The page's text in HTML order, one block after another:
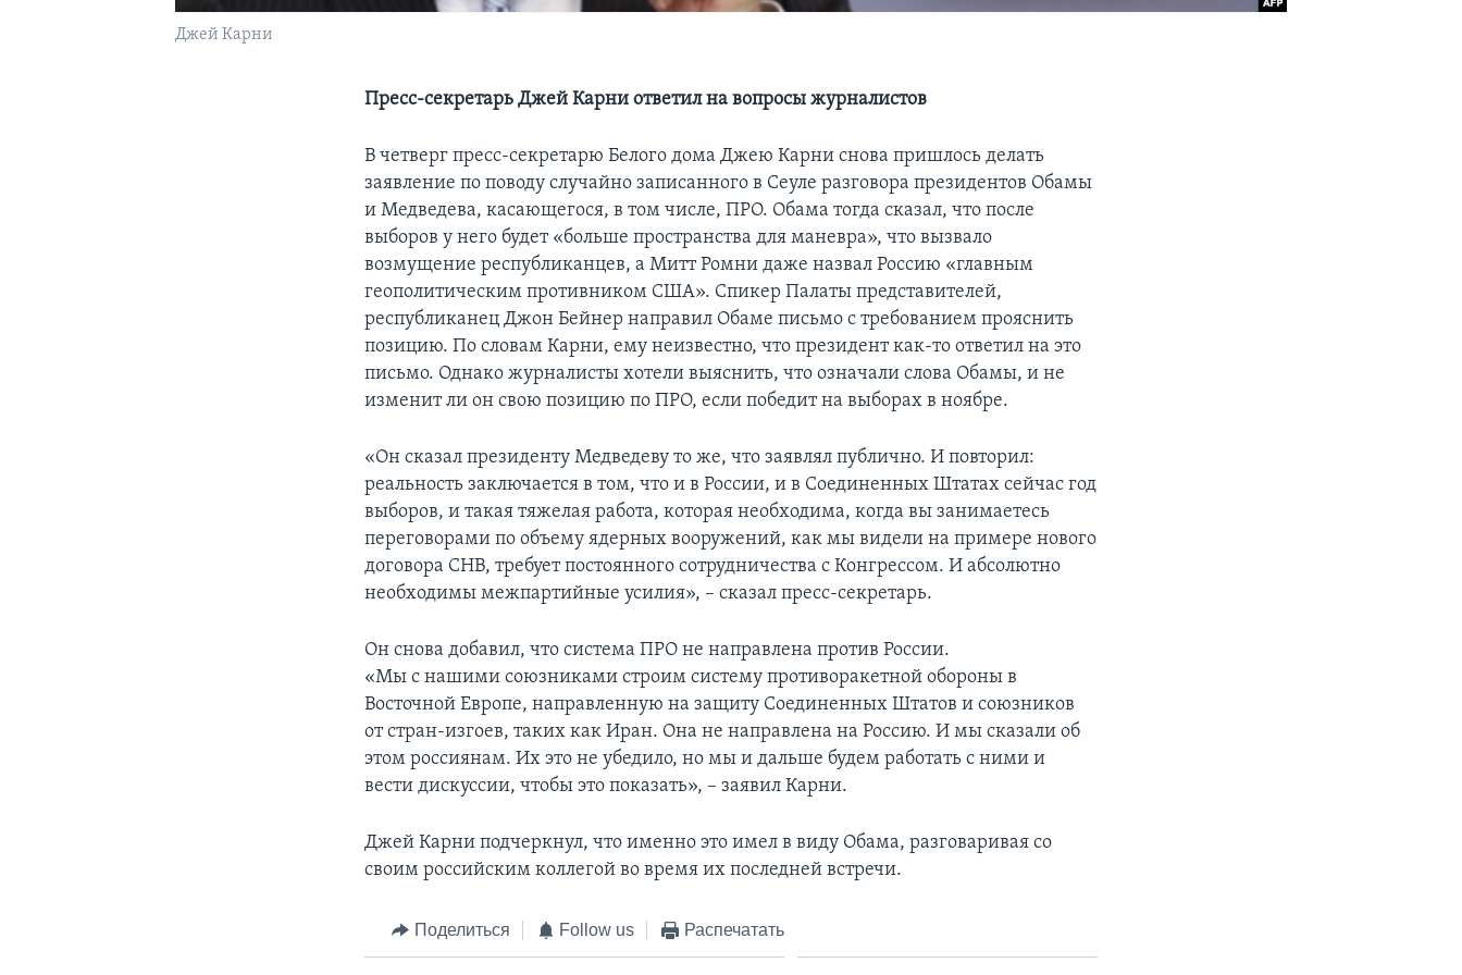
Джей Карни
Пресс-секретарь Джей Карни ответил на вопросы журналистов
В четверг пресс-секретарю Белого дома Джею Карни снова пришлось делать
заявление по поводу случайно записанного в Сеуле разговора президентов Обамы
и Медведева, касающегося, в том числе, ПРО. Обама тогда сказал, что после
выборов у него будет «больше пространства для маневра», что вызвало
возмущение республиканцев, а Митт Ромни даже назвал Россию «главным
геополитическим противником США». Спикер Палаты представителей,
республиканец Джон Бейнер направил Обаме письмо с требованием прояснить
позицию. По словам Карни, ему неизвестно, что президент как-то ответил на это
письмо. Однако журналисты хотели выяснить, что означали слова Обамы, и не
изменит ли он свою позицию по ПРО, если победит на выборах в ноябре.
«Он сказал президенту Медведеву то же, что заявлял публично. И повторил:
реальность заключается в том, что и в России, и в Соединенных Штатах сейчас год
выборов, и такая тяжелая работа, которая необходима, когда вы занимаетесь
переговорами по объему ядерных вооружений, как мы видели на примере нового
договора СНВ, требует постоянного сотрудничества с Конгрессом. И абсолютно
необходимы межпартийные усилия», – сказал пресс-секретарь.
Он снова добавил, что система ПРО не направлена против России.
«Мы с нашими союзниками строим систему противоракетной обороны в
Восточной Европе, направленную на защиту Соединенных Штатов и союзников
от стран-изгоев, таких как Иран. Она не направлена на Россию. И мы сказали об
этом россиянам. Их это не убедило, но мы и дальше будем работать с ними и
вести дискуссии, чтобы это показать», – заявил Карни.
Джей Карни подчеркнул, что именно это имел в виду Обама, разговаривая со
своим российским коллегой во время их последней встречи.
Поделиться Follow us Распечатать